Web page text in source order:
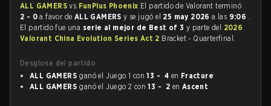
ALL GAMERSvs FunPlus Phoenix El partido de Valorant terminó
2 - 0 a favor de ALL GAMERSy se jugó el 25 may 2026a las 9:06 .
El partido fue una serie al mejor de Best of 3 y parte del 2026
Valorant China Evolution Series Act 2 Bracket - Quarterfinal.
Desglose del partido
ALL GAMERS ganó el Juego 1 con13 - 4 en Fracture
ALL GAMERS ganó el Juego 2 con13 - 2 en Ascent